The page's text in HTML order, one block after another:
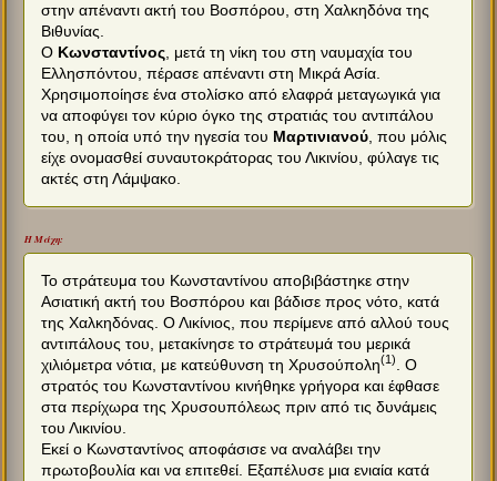
στην απέναντι ακτή του Βοσπόρου, στη Χαλκηδόνα της
Βιθυνίας.
Ο Κωνσταντίνος, μετά τη νίκη του στη ναυμαχία του
Ελλησπόντου, πέρασε απέναντι στη Μικρά Ασία.
Χρησιμοποίησε ένα στολίσκο από ελαφρά μεταγωγικά για
να αποφύγει τον κύριο όγκο της στρατιάς του αντιπάλου
του, η οποία υπό την ηγεσία του Μαρτινιανού, που μόλις
είχε ονομασθεί συναυτοκράτορας του Λικινίου, φύλαγε τις
ακτές στη Λάμψακο.
Η Μάχη:
Το στράτευμα του Κωνσταντίνου αποβιβάστηκε στην
Ασιατική ακτή του Βοσπόρου και βάδισε προς νότο, κατά
της Χαλκηδόνας. Ο Λικίνιος, που περίμενε από αλλού τους
αντιπάλους του, μετακίνησε το στράτευμά του μερικά
χιλιόμετρα νότια, με κατεύθυνση τη Χρυσούπολη(1). Ο
στρατός του Κωνσταντίνου κινήθηκε γρήγορα και έφθασε
στα περίχωρα της Χρυσουπόλεως πριν από τις δυνάμεις
του Λικινίου.
Εκεί ο Κωνσταντίνος αποφάσισε να αναλάβει την
πρωτοβουλία και να επιτεθεί. Εξαπέλυσε μια ενιαία κατά